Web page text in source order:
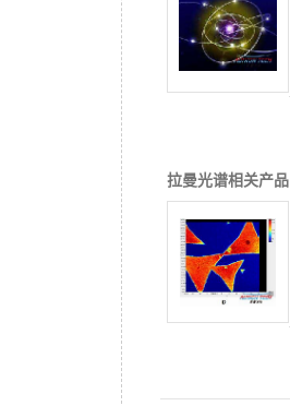
拉曼光谱相关产品